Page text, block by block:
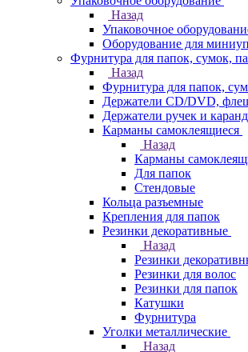
Назад
Упаковочное
Оборудование для
Фурнитура для папок, сумок,
Назад
Фурнитура для папок,
Держатели CD/DVD,
Держатели ручек и
Карманы самоклеящиеся
Назад
Карманы
Для папок
Стендовые
Кольца разъемные
Крепления для папок
Резинки декоративные
Назад
Резинки
Резинки для волос
Резинки для папок
Катушки
Фурнитура
Уголки металлические
Назад